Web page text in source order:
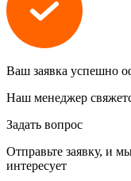
Ваш заявка успешно
Наш менеджер
Задать вопрос
Отправьте заявку, и
интересует